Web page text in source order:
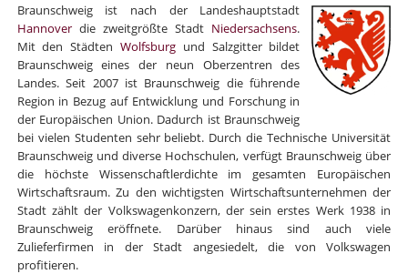
Braunschweig ist nach der Landeshauptstadt
Hannoverdie zweitgrößte Stadt Niedersachsens.
Mit den Städten Wolfsburgund Salzgitter bildet
Braunschweig eines der neun Oberzentren des
Landes. Seit 2007 ist Braunschweig die führende
Region in Bezug auf Entwicklung und Forschung in
der Europäischen Union. Dadurch ist Braunschweig
bei vielen Studenten sehr beliebt. Durch die Technische Universität
Braunschweig und diverse Hochschulen, verfügt Braunschweig über
die höchste Wissenschaftlerdichte im gesamten Europäischen
Wirtschaftsraum. Zu den wichtigsten Wirtschaftsunternehmen der
Stadt zählt der Volkswagenkonzern, der sein erstes Werk 1938 in
Braunschweig eröffnete. Darüber hinaus sind auch viele
Zulieferfirmen in der Stadt angesiedelt, die von Volkswagen
profitieren.